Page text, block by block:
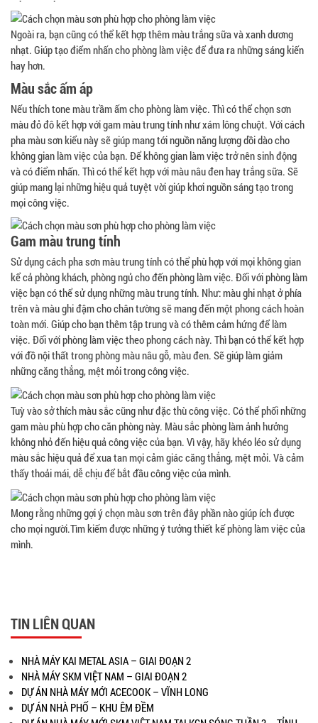
Ngoài ra, bạn cũng có thể kết hợp thêm màu trắng sữa và xanh dương
nhạt. Giúp tạo điểm nhấn cho phòng làm việc để đưa ra những sáng kiến
hay hơn.
Màu sắc ấm áp
Nếu thích tone màu trầm ấm cho phòng làm việc. Thì có thể chọn sơn
màu đỏ đô kết hợp với gam màu trung tính như xám lông chuột. Với cách
pha màu sơn kiểu này sẽ giúp mang tới nguồn năng lượng dồi dào cho
không gian làm việc của bạn. Để không gian làm việc trở nên sinh động
và có điểm nhấn. Thì có thể kết hợp với màu nâu đen hay trắng sữa. Sẽ
giúp mang lại những hiệu quả tuyệt vời giúp khơi nguồn sáng tạo trong
mọi công việc.
Gam màu trung tính
Sử dụng cách pha sơn màu trung tính có thể phù hợp với mọi không gian
kể cả phòng khách, phòng ngủ cho đến phòng làm việc. Đối với phòng làm
việc bạn có thể sử dụng những màu trung tính. Như: màu ghi nhạt ở phía
trên và màu ghi đậm cho chân tường sẽ mang đến một phong cách hoàn
toàn mới. Giúp cho bạn thêm tập trung và có thêm cảm hứng để làm
việc. Đối với phòng làm việc theo phong cách này. Thì bạn có thể kết hợp
với đồ nội thất trong phòng màu nâu gỗ, màu đen. Sẽ giúp làm giảm
những căng thẳng, mệt mỏi trong công việc.
Tuỳ vào sở thích màu sắc cũng như đặc thù công việc. Có thể phối những
gam màu phù hợp cho căn phòng này. Màu sắc phòng làm ảnh hưởng
không nhỏ đến hiệu quả công việc của bạn. Vì vậy, hãy khéo léo sử dụng
màu sắc hiệu quả để xua tan mọi cảm giác căng thẳng, mệt mỏi. Và cảm
thấy thoải mái, dễ chịu để bắt đầu công việc của mình.
Mong rằng những gợi ý chọn màu sơn trên đây phần nào giúp ích được
cho mọi người.Tìm kiếm được những ý tưởng thiết kế phòng làm việc của
mình.
TIN LIÊN QUAN
NHÀ MÁY KAI METAL ASIA – GIAI ĐOẠN 2
NHÀ MÁY SKM VIỆT NAM – GIAI ĐOẠN 2
DỰ ÁN NHÀ MÁY MỚI ACECOOK – VĨNH LONG
DỰ ÁN NHÀ PHỐ – KHU ÊM ĐỀM